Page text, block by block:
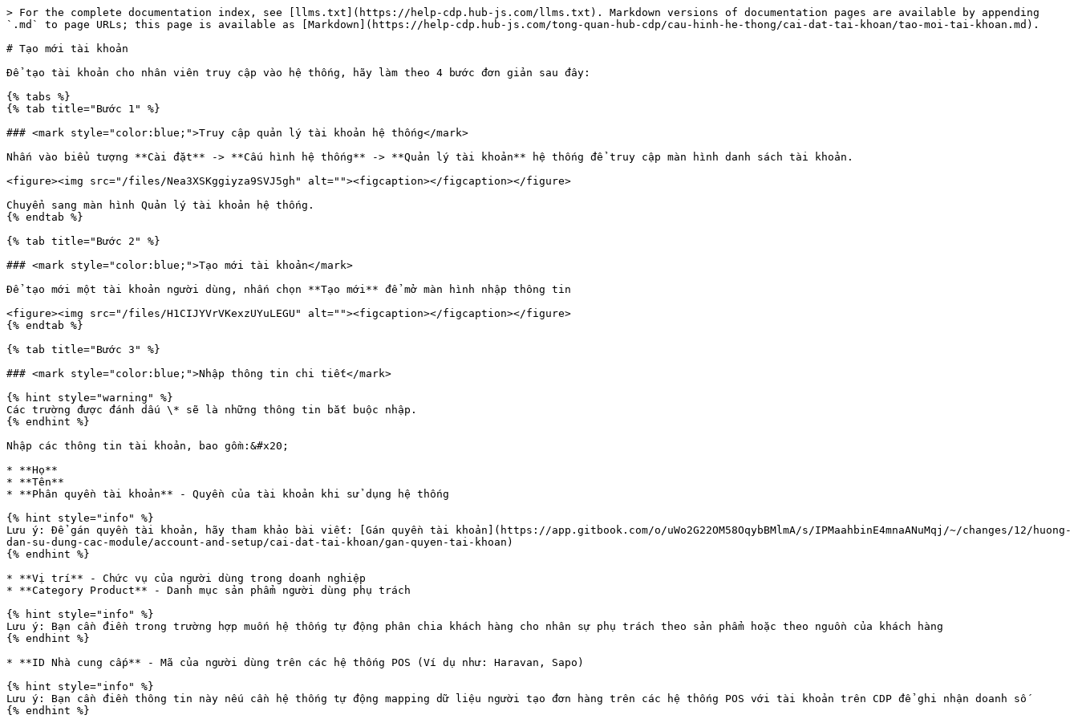
> For the complete documentation index, see [llms.txt](https://help-cdp.hub-js.com/llms.txt). Markdown versions of documentation pages are available by appending
`.md` to page URLs; this page is available as [Markdown](https://help-cdp.hub-js.com/tong-quan-hub-cdp/cau-hinh-he-thong/cai-dat-tai-khoan/tao-moi-tai-khoan.md).
# Tạo mới tài khoản
Để tạo tài khoản cho nhân viên truy cập vào hệ thống, hãy làm theo 4 bước đơn giản sau đây:
{% tabs %}
{% tab title="Bước 1" %}
### <mark style="color:blue;">Truy cập quản lý tài khoản hệ thống</mark>
Nhấn vào biểu tượng **Cài đặt** -> **Cấu hình hệ thống** -> **Quản lý tài khoản** hệ thống để truy cập màn hình danh sách tài khoản.
<figure><img src="/files/Nea3XSKggiyza9SVJ5gh" alt=""><figcaption></figcaption></figure>
Chuyển sang màn hình Quản lý tài khoản hệ thống.
{% endtab %}
{% tab title="Bước 2" %}
### <mark style="color:blue;">Tạo mới tài khoản</mark>
Để tạo mới một tài khoản người dùng, nhấn chọn **Tạo mới** để mở màn hình nhập thông tin
<figure><img src="/files/H1CIJYVrVKexzUYuLEGU" alt=""><figcaption></figcaption></figure>
{% endtab %}
{% tab title="Bước 3" %}
### <mark style="color:blue;">Nhập thông tin chi tiết</mark>
{% hint style="warning" %}
Các trường được đánh dấu \* sẽ là những thông tin bắt buộc nhập.
{% endhint %}
Nhập các thông tin tài khoản, bao gồm:&#x20;
* **Họ**
* **Tên**
* **Phân quyền tài khoản** - Quyền của tài khoản khi sử dụng hệ thống
{% hint style="info" %}
Lưu ý: Để gán quyền tài khoản, hãy tham khảo bài viết: [Gán quyền tài khoản](https://app.gitbook.com/o/uWo2G22OM58OqybBMlmA/s/IPMaahbinE4mnaANuMqj/~/changes/12/huong-
dan-su-dung-cac-module/account-and-setup/cai-dat-tai-khoan/gan-quyen-tai-khoan)
{% endhint %}
* **Vị trí** - Chức vụ của người dùng trong doanh nghiệp
* **Category Product** - Danh mục sản phẩm người dùng phụ trách
{% hint style="info" %}
Lưu ý: Bạn cần điền trong trường hợp muốn hệ thống tự động phân chia khách hàng cho nhân sự phụ trách theo sản phẩm hoặc theo nguồn của khách hàng
{% endhint %}
* **ID Nhà cung cấp** - Mã của người dùng trên các hệ thống POS (Ví dụ như: Haravan, Sapo)
{% hint style="info" %}
Lưu ý: Bạn cần điền thông tin này nếu cần hệ thống tự động mapping dữ liệu người tạo đơn hàng trên các hệ thống POS với tài khoản trên CDP để ghi nhận doanh số
{% endhint %}